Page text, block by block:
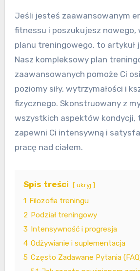
Jeśli jesteś zaawansowanym entuzjastą
fitnessu i poszukujesz nowego,
planu treningowego, to artykuł
Nasz kompleksowy plan
zaawansowanych pomoże Ci
poziomy siły, wytrzymałości i
fizycznego. Skonstruowany z
wszystkich aspektów kondycji,
zapewni Ci intensywną i
pracę nad ciałem.
Spis treści ukryj
1
Filozofia treningu
2 Podział treningowy
3
Intensywność i progresja
4 Odżywianie i suplementacja
5 Często Zadawane Pytania